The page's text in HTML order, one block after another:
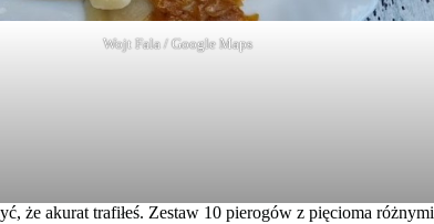
Wojt Fala / Google Maps
że akurat trafiłeś. Zestaw 10 pierogów z pięcioma różnymi